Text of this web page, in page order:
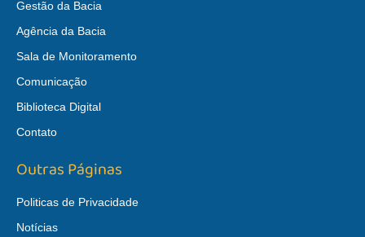
Gestão da Bacia
Agência da Bacia
Sala de Monitoramento
Comunicação
Biblioteca Digital
Contato
Outras Páginas
Politicas de Privacidade
Notícias